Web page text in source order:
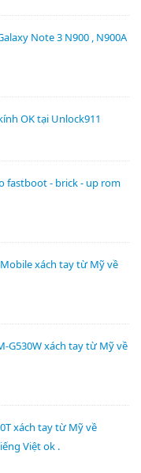
Note 3 N900 , N900A
OK tại Unlock911
fastboot - brick - up rom
Mobile xách tay từ Mỹ về
G530W xách tay từ Mỹ về
xách tay từ Mỹ về
Việt ok .